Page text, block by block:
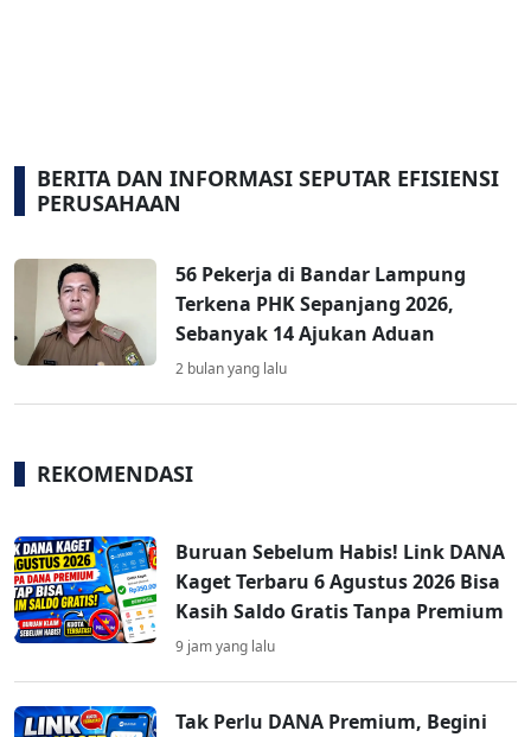
BERITA DAN INFORMASI SEPUTAR EFISIENSI
PERUSAHAAN
56 Pekerja di Bandar Lampung
Terkena PHK Sepanjang 2026,
Sebanyak 14 Ajukan Aduan
2 bulan yang lalu
REKOMENDASI
Buruan Sebelum Habis! Link DANA
Kaget Terbaru 6 Agustus 2026 Bisa
Kasih Saldo Gratis Tanpa Premium
9 jam yang lalu
Tak Perlu DANA Premium, Begini